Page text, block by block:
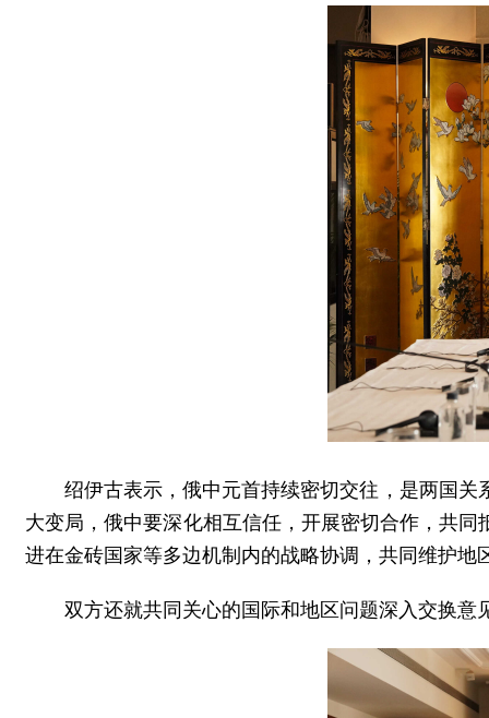
绍伊古表示，俄中元首持续密切交往，是两国
大变局，俄中要深化相互信任，开展密切合作，共
进在金砖国家等多边机制内的战略协调，共同维护地
双方还就共同关心的国际和地区问题深入交换意